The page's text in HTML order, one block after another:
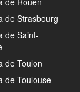
de Strasbourg
de Saint-
de Toulon
de Toulouse